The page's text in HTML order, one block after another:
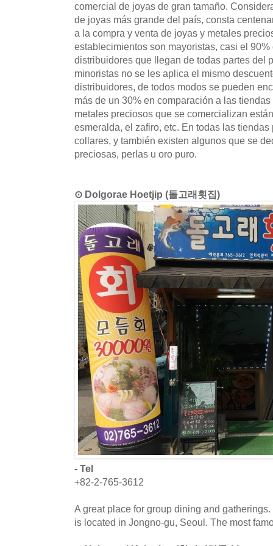
comercial de joyas de gran tamaño.
de joyas más grande del país, consta
a la compra y venta de joyas y metales
establecimientos son mayoristas, casi el
distribuidores que llegan de todas partes del
minoristas no se les aplica el mismo
distribuidores, de todos modos se pueden
más de un 30% en comparación a las
metales preciosos que se comercializan
esmeralda, el zafiro, etc. En todas las
collares, y también existen algunos que se
preciosas, perlas u oro puro.
⊙ Dolgorae Hoetjip (돌고래횟집)
- Tel
+82-2-765-3612
A great place for group dining and
is located in Jongno-gu, Seoul. The most